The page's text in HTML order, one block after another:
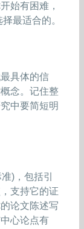
始有困难，
最适合的。
具体的信
念。记住整
中要简短明
)，包括引
支持它的证
论文陈述写
心论点有